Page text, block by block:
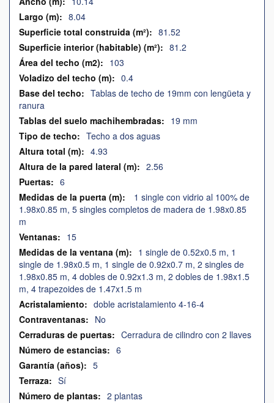
imágenes
8.04
81.52
81.2
103
0.4
Tablas de techo de 19mm con lengüeta y
ranura
19 mm
Techo a dos aguas
4.93
2.56
6
1 single con vidrio al 100% de
1.98x0.85 m, 5 singles completos de madera de 1.98x0.85
m
15
1 single de 0.52x0.5 m, 1
single de 1.98x0.5 m, 1 single de 0.92x0.7 m, 2 singles de
1.98x0.85 m, 4 dobles de 0.92x1.3 m, 2 dobles de 1.98x1.5
m, 4 trapezoides de 1.47x1.5 m
doble acristalamiento 4-16-4
No
Cerradura de cilindro con 2 llaves
6
5
Sí
2 plantas